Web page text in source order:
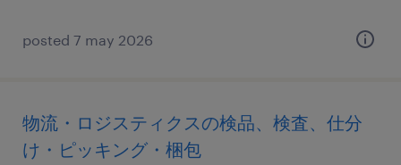
posted 7 may 2026
物流・ロジスティクスの検品、検査、仕分
け・ピッキング・梱包